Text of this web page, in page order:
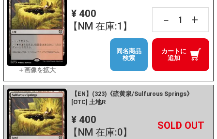
¥ 400
【NM 在庫:1】
－ +
カートに
追加
同名商品
検索
【EN】(323)《硫黄泉/Sulfurous Springs》
[OTC] 土地R
¥ 400
【NM 在庫:0】
－ +